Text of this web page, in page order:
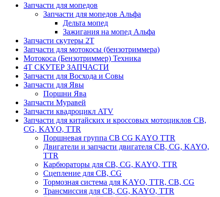
Запчасти для мопедов
Запчасти для мопедов Альфа
Дельта мопед
Зажигания на мопед Альфа
Запчасти скутеры 2Т
Запчасти для мотокосы (бензотриммера)
Мотокоса (Бензотриммер) Техника
4Т СКУТЕР ЗАПЧАСТИ
Запчасти для Восхода и Совы
Запчасти для Явы
Поршни Ява
Запчасти Муравей
Запчасти квадроцикл ATV
Запчасти для китайских и кроссовых мотоциклов CB,
CG, KAYO, TTR
Поршневая группа CB CG KAYO TTR
Двигатели и запчасти двигателя CB, CG, KAYO,
TTR
Карбюраторы для CB, CG, KAYO, TTR
Сцепление для CB, CG
Тормозная система для KAYO, TTR, CB, CG
Трансмиссия для CB, CG, KAYO, TTR